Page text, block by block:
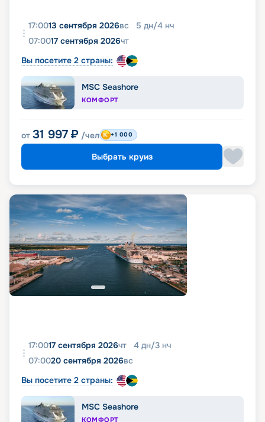
17:0013 сентября 2026вс 5 дн/4 нч
07:0017 сентября 2026чт
Вы посетите 2 страны:
MSC Seashore
КОМФОРТ
от 31 997 ₽ /чел +1 000
Выбрать круиз
17:0017 сентября 2026чт 4 дн/3 нч
07:0020 сентября 2026вс
Вы посетите 2 страны:
MSC Seashore
КОМФОРТ